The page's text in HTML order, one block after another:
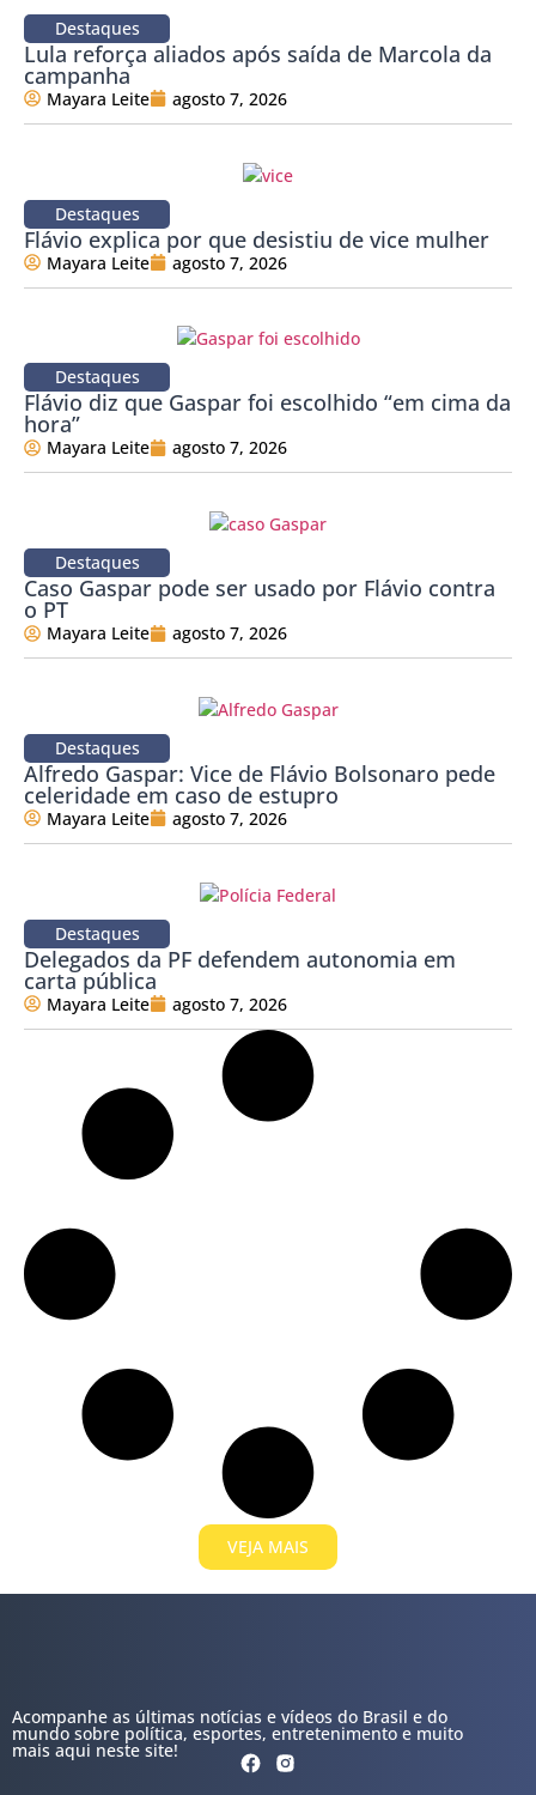
Destaques
Lula reforça aliados após saída de Marcola da
campanha
Mayara Leite agosto 7, 2026
Destaques
Flávio explica por que desistiu de vice mulher
Mayara Leite agosto 7, 2026
Destaques
Flávio diz que Gaspar foi escolhido “em cima da
hora”
Mayara Leite agosto 7, 2026
Destaques
Caso Gaspar pode ser usado por Flávio contra
o PT
Mayara Leite agosto 7, 2026
Destaques
Alfredo Gaspar: Vice de Flávio Bolsonaro pede
celeridade em caso de estupro
Mayara Leite agosto 7, 2026
Destaques
Delegados da PF defendem autonomia em
carta pública
Mayara Leite agosto 7, 2026
VEJA MAIS
Acompanhe as últimas notícias e vídeos do Brasil e do
mundo sobre política, esportes, entretenimento e muito
mais aqui neste site!